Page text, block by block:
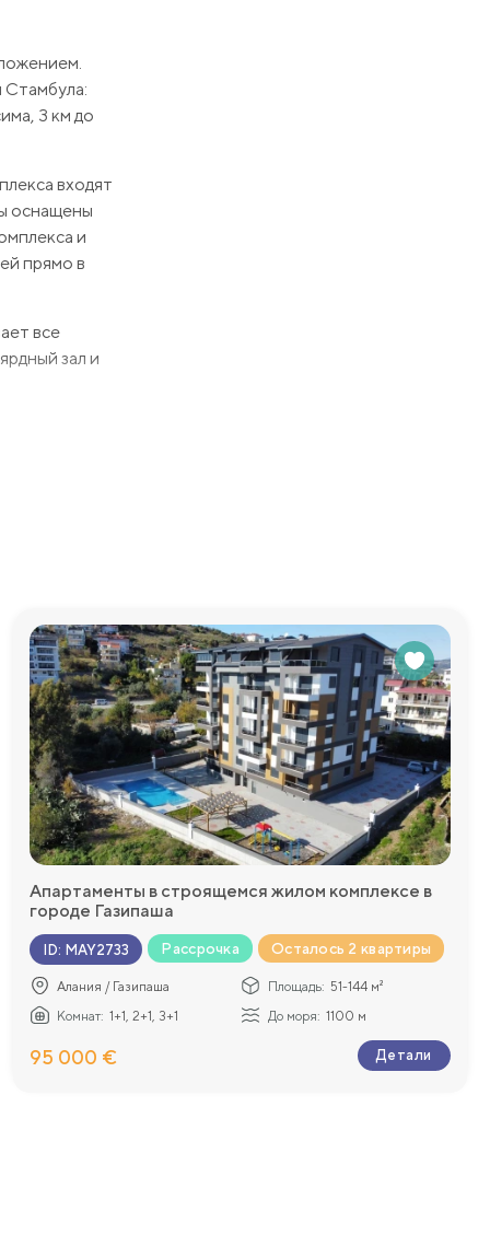
Стамбула:
3 км до
входят
оснащены
и
прямо в
все
зал и
Апартаменты в строящемся жилом комплексе в
городе Газипаша
ID: MAY2733 Рассрочка Осталось 2 квартиры
Алания / Газипаша Площадь: 51-144 м²
Комнат: 1+1, 2+1, 3+1 До моря: 1100 м
95 000 € Детали